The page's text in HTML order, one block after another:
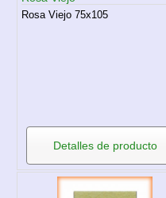
Rosa Viejo 75x105
Detalles de producto